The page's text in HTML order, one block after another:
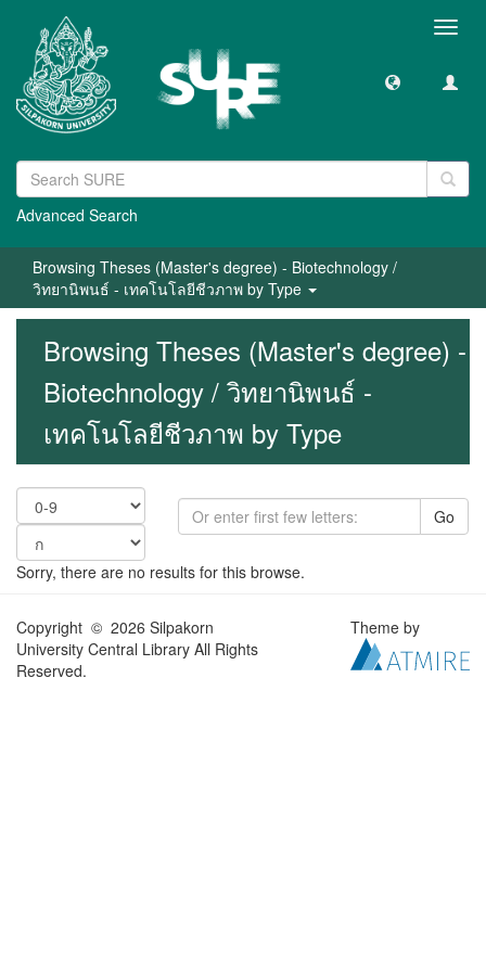
Advanced Search
Browsing Theses (Master's degree) - Biotechnology /
วิทยานิพนธ์ - เทคโนโลยีชีวภาพ by Type
Browsing Theses (Master's degree) -
Biotechnology / วิทยานิพนธ์ -
เทคโนโลยีชีวภาพ by Type
Go
Sorry, there are no results for this browse.
Copyright © 2026 Silpakorn
University Central Library All Rights
Reserved.
Theme by